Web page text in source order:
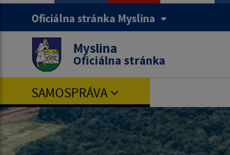
Oficiálna stránka Myslina
Myslina
Oficiálna stránka
SAMOSPRÁVA